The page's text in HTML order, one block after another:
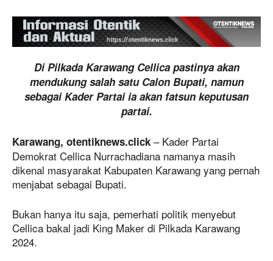
Di Pilkada Karawang Cellica pastinya akan
mendukung salah satu Calon Bupati, namun
sebagai Kader Partai ia akan fatsun keputusan
partai.
Karawang, otentiknews.click – Kader Partai
Demokrat Cellica Nurrachadiana namanya masih
dikenal masyarakat Kabupaten Karawang yang pernah
menjabat sebagai Bupati.
Bukan hanya itu saja, pemerhati politik menyebut
Cellica bakal jadi King Maker di Pilkada Karawang
2024.